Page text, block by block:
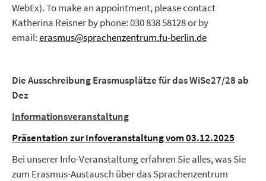
WebEx). To make an appointment, please contact
Katherina Reisner by phone: 030 838 58128 or by
email:erasmus@sprachenzentrum.fu-berlin.de
Die Ausschreibung Erasmusplätze für das WiSe27/28 ab
Dez
Informationsveranstaltung
Präsentation zur Infoveranstaltung vom 03.12.2025
Bei unserer Info-Veranstaltung erfahren Sie alles, was Sie
zum Erasmus-Austausch über das Sprachenzentrum